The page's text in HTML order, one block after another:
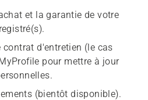
et la garantie de votre
d'entretien (le cas
pour mettre à jour
(bientôt disponible).